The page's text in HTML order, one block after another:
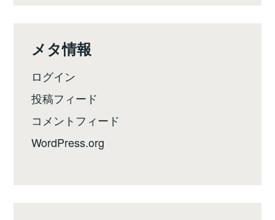
メタ情報
ログイン
投稿フィード
コメントフィード
WordPress.org